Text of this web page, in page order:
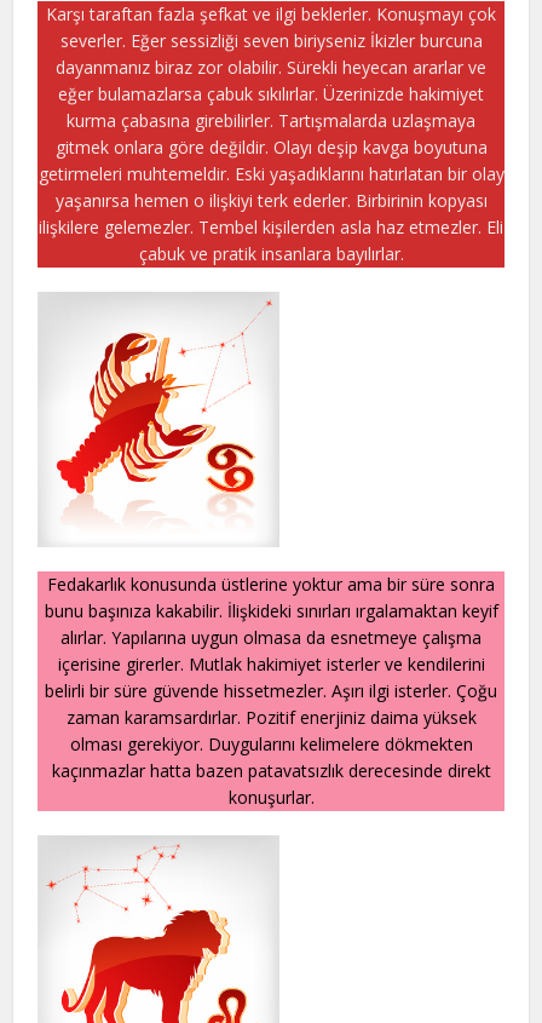
Karşı taraftan fazla şefkat ve ilgi beklerler. Konuşmayı çok
severler. Eğer sessizliği seven biriyseniz İkizler burcuna
dayanmanız biraz zor olabilir. Sürekli heyecan ararlar ve
eğer bulamazlarsa çabuk sıkılırlar. Üzerinizde hakimiyet
kurma çabasına girebilirler. Tartışmalarda uzlaşmaya
gitmek onlara göre değildir. Olayı deşip kavga boyutuna
getirmeleri muhtemeldir. Eski yaşadıklarını hatırlatan bir olay
yaşanırsa hemen o ilişkiyi terk ederler. Birbirinin kopyası
ilişkilere gelemezler. Tembel kişilerden asla haz etmezler. Eli
çabuk ve pratik insanlara bayılırlar.
Fedakarlık konusunda üstlerine yoktur ama bir süre sonra
bunu başınıza kakabilir. İlişkideki sınırları ırgalamaktan keyif
alırlar. Yapılarına uygun olmasa da esnetmeye çalışma
içerisine girerler. Mutlak hakimiyet isterler ve kendilerini
belirli bir süre güvende hissetmezler. Aşırı ilgi isterler. Çoğu
zaman karamsardırlar. Pozitif enerjiniz daima yüksek
olması gerekiyor. Duygularını kelimelere dökmekten
kaçınmazlar hatta bazen patavatsızlık derecesinde direkt
konuşurlar.